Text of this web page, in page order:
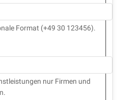
Format (+49 30 123456).
nur Firmen und